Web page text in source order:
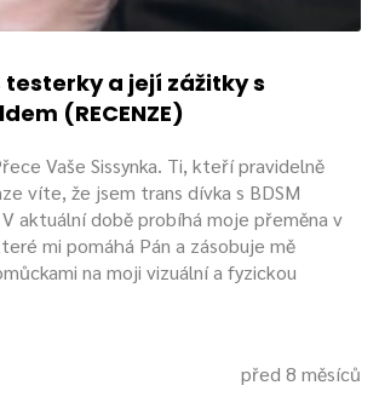
a její zážitky s
(RECENZE)
Vaše Sissynka. Ti, kteří pravidelně
víte, že jsem trans dívka s BDSM
aktuální době probíhá moje přeměna v
mi pomáhá Pán a zásobuje mě
na moji vizuální a fyzickou
před 8 měsíců